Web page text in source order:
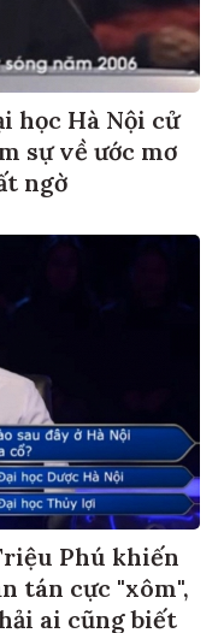
học Hà Nội cử
sự về ước mơ
ngờ
Phú khiến
tán cực "xôm",
ai cũng biết